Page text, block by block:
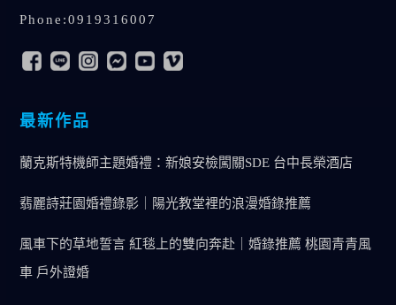
Phone:0919316007
最新作品
蘭克斯特機師主題婚禮：新娘安檢闖關SDE 台中長榮酒店
翡麗詩莊園婚禮錄影｜陽光教堂裡的浪漫婚錄推薦
風車下的草地誓言 紅毯上的雙向奔赴｜婚錄推薦 桃園青青風
車 戶外證婚